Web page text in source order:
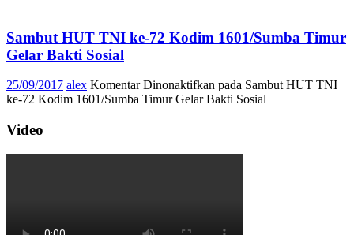
Sambut HUT TNI ke-72 Kodim 1601/Sumba Timur
Gelar Bakti Sosial
25/09/2017 alex Komentar Dinonaktifkan pada Sambut HUT TNI
ke-72 Kodim 1601/Sumba Timur Gelar Bakti Sosial
Video